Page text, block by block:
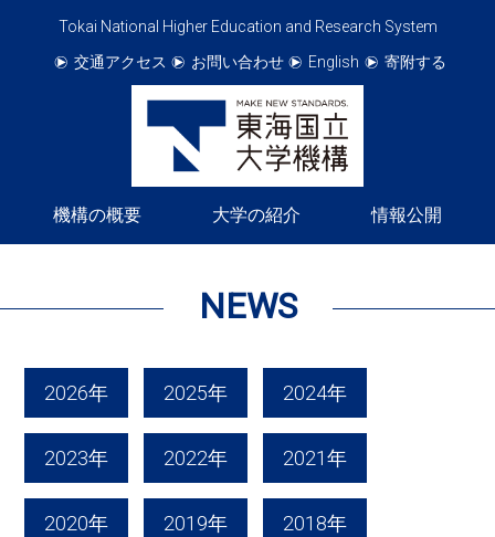
Tokai National Higher Education and Research System
交通アクセス
お問い合わせ English 寄附する
機構の概要 大学の紹介 情報公開
NEWS
2026年 2025年 2024年
2023年 2022年 2021年
2020年 2019年 2018年